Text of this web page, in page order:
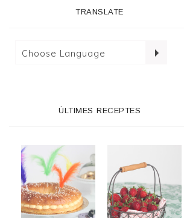
TRANSLATE
ÚLTIMES RECEPTES